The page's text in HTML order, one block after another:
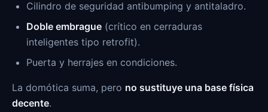
Cilindro de seguridad antibumping y antitaladro.
Doble embrague (crítico en cerraduras
inteligentes tipo retrofit).
Puerta y herrajes en condiciones.
La domótica suma, pero no sustituye una base física
decente.